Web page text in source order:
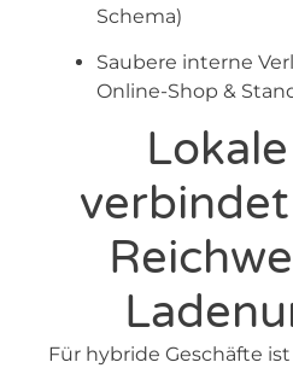
Schema)
Saubere interne
Online-Shop &
Für hybride Geschäfte ist